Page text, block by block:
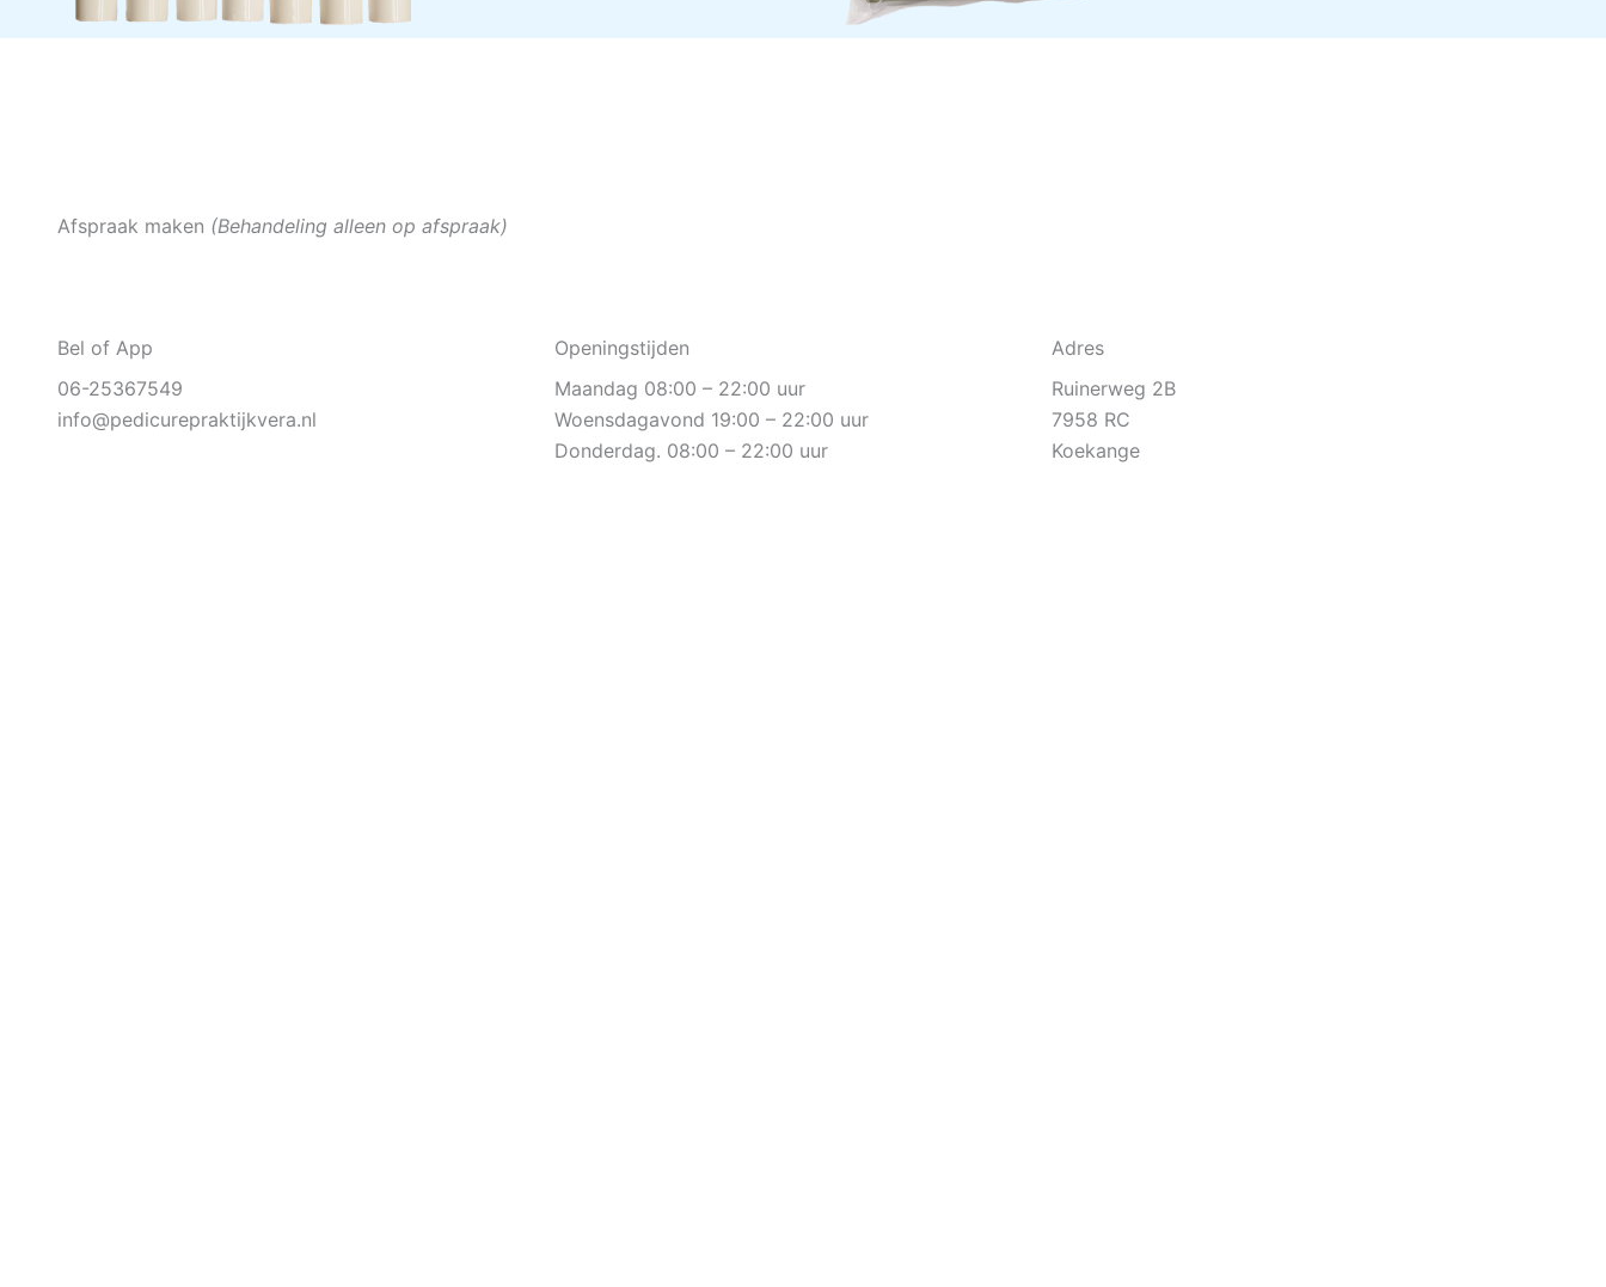
Afspraak maken (Behandeling alleen op afspraak)
Bel of App
06-25367549
info@pedicurepraktijkvera.nl
Openingstijden
Maandag 08:00 – 22:00 uur
Woensdagavond 19:00 – 22:00 uur
Donderdag. 08:00 – 22:00 uur
Adres
Ruinerweg 2B
7958 RC
Koekange